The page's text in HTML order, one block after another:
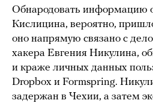
Обнародовать информацию
Кислицина, вероятно,
оно напрямую связано с
хакера Евгения Никулина,
и краже личных данных
Dropbox и Formspring.
задержан в Чехии, а затем